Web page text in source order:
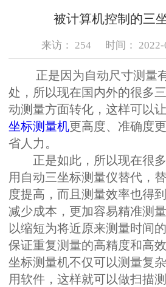
被计算机控制的三
来访： 254 时间：
正是因为自动尺寸测量
处，所以现在国内外的很多
动测量方面转化，这样可以
坐标测量机更高度、准确度
省人力。
正是如此，所以现在很多
用自动三坐标测量仪替代，
度提高，而且测量效率也得
减少成本，更加容易精准测
以缩短为将近原来测量时间
保证重复测量的高精度和高
坐标测量机不仅可以测量复
用软件，这样就可以做扫描